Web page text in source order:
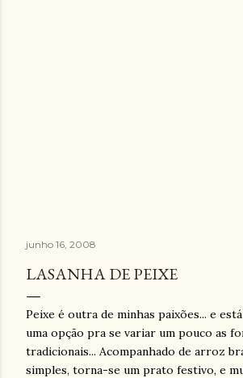
junho 16, 2008
LASANHA DE PEIXE
Peixe é outra de minhas paixões... e
uma opção pra se variar um pouco as
tradicionais... Acompanhado de arroz
simples, torna-se um prato festivo, e